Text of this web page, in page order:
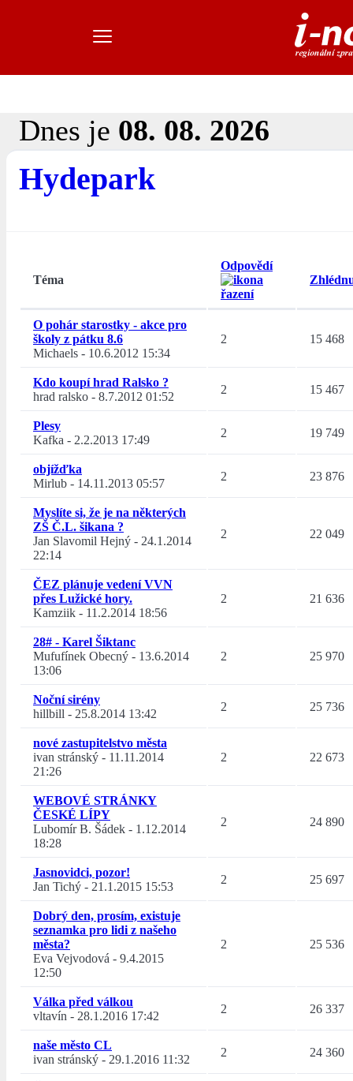
Dnes je 08. 08. 2026
Hydepark
Téma
Odpovědí
O pohár starostky - akce pro
školy z pátku 8.6
Michaels - 10.6.2012 15:34
2 15 468
Kdo koupí hrad Ralsko ?
hrad ralsko - 8.7.2012 01:52
2 15 467
Plesy
Kafka - 2.2.2013 17:49
2 19 749
objížďka
Mirlub - 14.11.2013 05:57
2 23 876
Myslíte si, že je na některých
ZŠ Č.L. šikana ?
Jan Slavomil Hejný - 24.1.2014
22:14
2 22 049
ČEZ plánuje vedení VVN
přes Lužické hory.
Kamziik - 11.2.2014 18:56
2 21 636
28# - Karel Šiktanc
Mufufínek Obecný - 13.6.2014
13:06
2 25 970
Noční sirény
hillbill - 25.8.2014 13:42
2 25 736
nové zastupitelstvo města
ivan stránský - 11.11.2014
21:26
2 22 673
WEBOVÉ STRÁNKY
ČESKÉ LÍPY
Lubomír B. Šádek - 1.12.2014
18:28
2 24 890
Jasnovidci, pozor!
Jan Tichý - 21.1.2015 15:53
2 25 697
Dobrý den, prosím, existuje
seznamka pro lidi z našeho
města?
Eva Vejvodová - 9.4.2015
12:50
2 25 536
Válka před válkou
vltavín - 28.1.2016 17:42
2 26 337
naše město CL
ivan stránský - 29.1.2016 11:32
2 24 360